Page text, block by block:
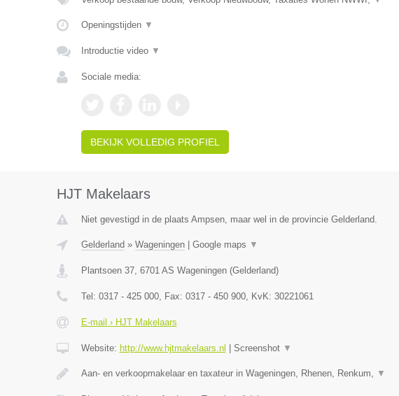
Openingstijden ▼
Introductie video ▼
Sociale media:
BEKIJK VOLLEDIG PROFIEL
HJT Makelaars
Niet gevestigd in de plaats Ampsen, maar wel in de provincie Gelderland.
Gelderland » Wageningen| Google maps ▼
Plantsoen 37, 6701 AS Wageningen(Gelderland)
Tel: 0317 - 425 000, Fax: 0317 - 450 900, KvK: 30221061
E-mail › HJT Makelaars
Website: http://www.hjtmakelaars.nl Screenshot ▼
Aan- en verkoopmakelaar en taxateur in Wageningen, Rhenen, Renkum, ▼